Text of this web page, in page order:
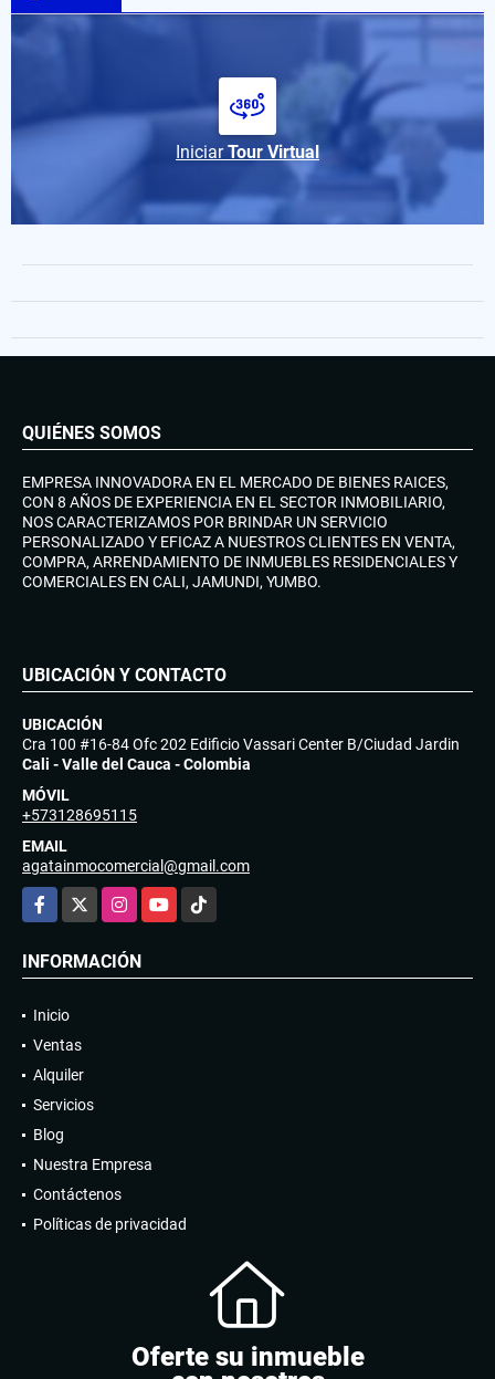
IniciarTour Virtual
QUIÉNES SOMOS
EMPRESA INNOVADORA EN EL MERCADO DE BIENES RAICES,
CON 8 AÑOS DE EXPERIENCIA EN EL SECTOR INMOBILIARIO,
NOS CARACTERIZAMOS POR BRINDAR UN SERVICIO
PERSONALIZADO Y EFICAZ A NUESTROS CLIENTES EN VENTA,
COMPRA, ARRENDAMIENTO DE INMUEBLES RESIDENCIALES Y
COMERCIALES EN CALI, JAMUNDI, YUMBO.
UBICACIÓN Y CONTACTO
UBICACIÓN
Cra 100 #16-84 Ofc 202 Edificio Vassari Center B/Ciudad Jardin
Cali - Valle del Cauca - Colombia
MÓVIL
+573128695115
EMAIL
agatainmocomercial@gmail.com
Facebook
InstagramYouTubeTikTok
INFORMACIÓN
Inicio
Ventas
Alquiler
Servicios
Blog
Nuestra Empresa
Contáctenos
Políticas de privacidad
Oferte su inmueble